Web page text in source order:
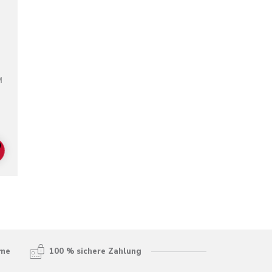
TO CART
100 % sichere Zahlung